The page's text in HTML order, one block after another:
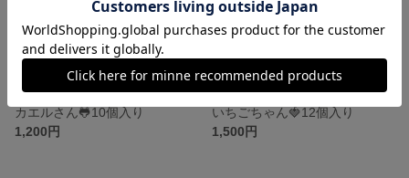
カエルさん🐸10個入り
1,200円
いちごちゃん🍓12個入り
1,500円